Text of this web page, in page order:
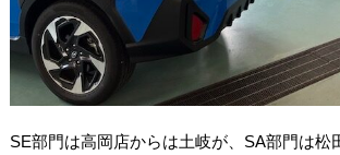
SE部門は高岡店からは土岐が、SA部門は松